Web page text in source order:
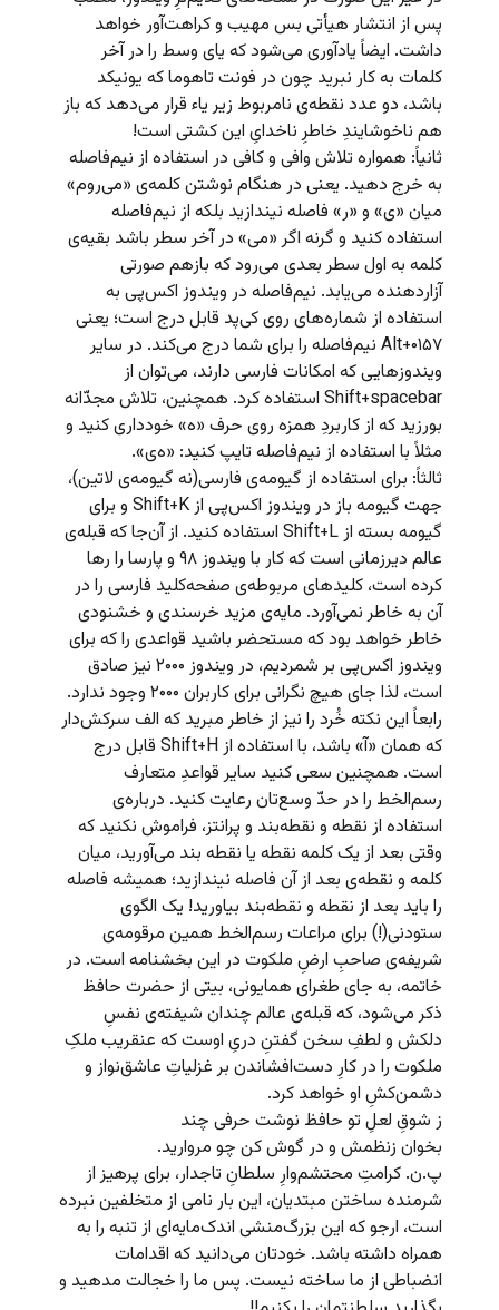
پس از انتشار هیأتی بس مهیب و کراهت‌آور خواهد
داشت. ایضاً یادآوری می‌شود که یای وسط را در آخر
کلمات به کار نبرید چون در فونت تاهوما که یونیکد
باشد، دو عدد نقطه‌ی نامربوط زیر یاء قرار می‌دهد که باز
هم ناخوشایندِ خاطرِ ناخدایِ این کشتی است!
ثانیاً: همواره تلاش وافی و کافی در استفاده از نیم‌فاصله
به خرج دهید. یعنی در هنگام نوشتن کلمه‌ی «می‌روم»
میان «ی» و «ر» فاصله نیندازید بلکه از نیم‌فاصله
استفاده کنید و گرنه اگر «می» در آخر سطر باشد بقیه‌ی
کلمه به اول سطر بعدی می‌رود که بازهم صورتی
آزاردهنده می‌یابد. نیم‌فاصله در ویندوز اکس‌پی به
استفاده از شماره‌های روی کی‌پد قابل درج است؛ یعنی
Alt+۰۱۵۷ نیم‌فاصله را برای شما درج می‌کند. در سایر
ویندوزهایی که امکانات فارسی دارند، می‌توان از
Shift+spacebar استفاده کرد. همچنین، تلاش مجدّانه
بورزید که از کاربردِ همزه روی حرف «ه» خودداری کنید و
مثلاً با استفاده از نیم‌فاصله تایپ کنید: «ه‌ی».
ثالثاً: برای استفاده از گیومه‌ی فارسی(نه گیومه‌ی لاتین)،
جهت گیومه باز در ویندوز اکس‌پی از Shift+K و برای
گیومه بسته از Shift+L استفاده کنید. از آن‌جا که قبله‌ی
عالم دیرزمانی است که کار با ویندوز ۹۸ و پارسا را رها
کرده است، کلیدهای مربوطه‌ی صفحه‌کلید فارسی را در
آن به خاطر نمی‌آورد. مایه‌ی مزید خرسندی و خشنودی
خاطر خواهد بود که مستحضر باشید قواعدی را که برای
ویندوز اکس‌پی بر شمردیم، در ویندوز ۲۰۰۰ نیز صادق
است، لذا جای هیچ نگرانی برای کاربران ۲۰۰۰ وجود ندارد.
رابعاً این نکته خُرد را نیز از خاطر مبرید که الف سرکش‌دار
که همان «آ» باشد، با استفاده از Shift+H قابل درج
است. همچنین سعی کنید سایر قواعدِ متعارف
رسم‌الخط را در حدّ وسع‌تان رعایت کنید. درباره‌ی
استفاده از نقطه و نقطه‌بند و پرانتز، فراموش نکنید که
وقتی بعد از یک کلمه نقطه یا نقطه بند می‌آورید، میان
کلمه و نقطه‌ی بعد از آن فاصله نیندازید؛ همیشه فاصله
را باید بعد از نقطه و نقطه‌بند بیاورید! یک الگوی
ستودنی(!) برای مراعات رسم‌الخط همین مرقومه‌ی
شریفه‌ی صاحبِ ارضِ ملکوت در این بخشنامه است. در
خاتمه، به جای طغرای همایونی، بیتی از حضرت حافظ
ذکر می‌شود، که قبله‌ی عالم چندان شیفته‌ی نفسِ
دلکش و لطفِ سخن گفتنِ دریِ اوست که عنقریب ملکِ
ملکوت را در کارِ دست‌افشاندن بر غزلیاتِ عاشق‌نواز و
دشمن‌کشِ او خواهد کرد.
ز شوقِ لعلِ تو حافظ نوشت حرفی چند
بخوان زنظمش و در گوش کن چو مروارید.
پ.ن. کرامتِ محتشم‌وارِ سلطانِ تاجدار، برای پرهیز از
شرمنده ساختن مبتدیان، این بار نامی از متخلفین نبرده
است، ارجو که این بزرگ‌منشی اندک‌مایه‌ای از تنبه را به
همراه داشته باشد. خودتان می‌دانید که اقدامات
انضباطی از ما ساخته نیست. پس ما را خجالت مدهید و